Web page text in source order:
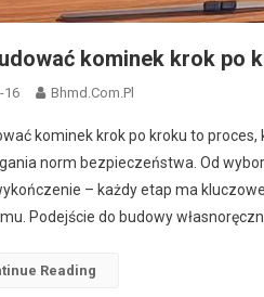
kominek krok po
16 Bhmd.com.pl
kominek krok po kroku to
norm bezpieczeństwa. Od
– każdy etap ma
Podejście do budowy
Reading